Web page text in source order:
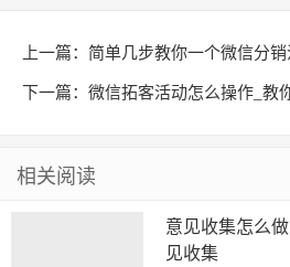
上一篇：简单几步教你一个微信分
下一篇：微信拓客活动怎么操作_教
相关阅读
意见收集怎么
见收集